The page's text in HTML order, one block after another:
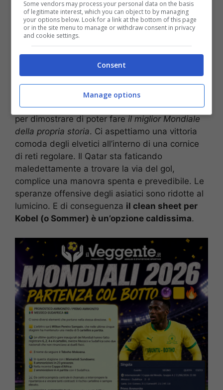
Mostra Informazioni
Il pronostico
Il divario tecnico, tattico e di esperienza
internazionale è davvero notevole. La Svizzera
vorrà imporre immediatamente la propria legge
per dimostrare di poter fare il miglior Mondiale
della propria storia. Ci aspettiamo una vittoria
comoda degli elvetici all’interno di una cornice
di reti regolare. Il Qatar sta faticando
maledettamente a trovare la via del gol,
complice una manovra spenta e prevedibile. Le
speranze offensive degli asiatici sono ridotte al
lumicino. E di conseguenza il clean sheet per
Kobel (o Sommer) è un’opzione caldissima.
Some vendors may process your personal data on the basis
of legitimate interest, which you can object to by managing
your options below. Look for a link at the bottom of this page
or in the site menu to manage or withdraw consent in privacy
and cookie settings.
Consent
Manage options